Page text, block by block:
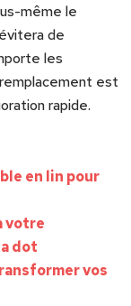
même le
de
les
est
rapide.
en lin pour
votre
dot
vos